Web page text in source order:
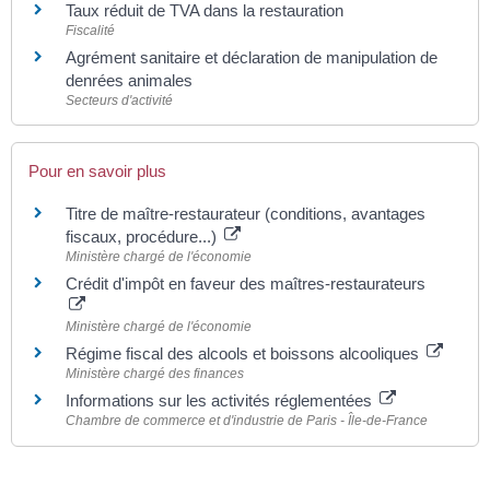
Taux réduit de TVA dans la restauration
Fiscalité
Agrément sanitaire et déclaration de manipulation de
denrées animales
Secteurs d'activité
Pour en savoir plus
Titre de maître-restaurateur (conditions, avantages
fiscaux, procédure...)
Ministère chargé de l'économie
Crédit d'impôt en faveur des maîtres-restaurateurs
Ministère chargé de l'économie
Régime fiscal des alcools et boissons alcooliques
Ministère chargé des finances
Informations sur les activités réglementées
Chambre de commerce et d'industrie de Paris - Île-de-France